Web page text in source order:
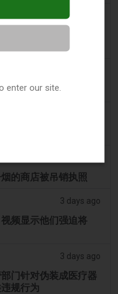
2 days ago
古丁袋，审查试点已
含香味的电子烟产品
的商店被吊销执照
3 days ago
频显示他们强迫将
3 days ago
门针对伪装成医疗器
规行为
enter our site.